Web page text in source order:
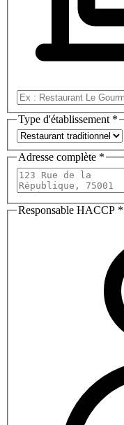
Type d'établissement *
Adresse complète *
Responsable HACCP *